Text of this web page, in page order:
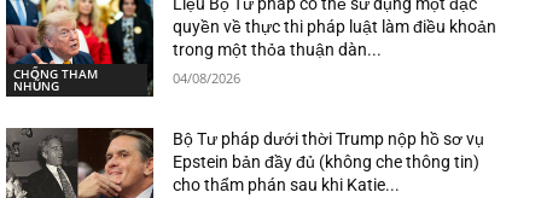
CHỐNG THAM
NHŨNG
quyền về thực thi pháp luật làm điều khoản
trong một thỏa thuận dàn...
04/08/2026
Bộ Tư pháp dưới thời Trump nộp hồ sơ vụ
Epstein bản đầy đủ (không che thông tin)
cho thẩm phán sau khi Katie...